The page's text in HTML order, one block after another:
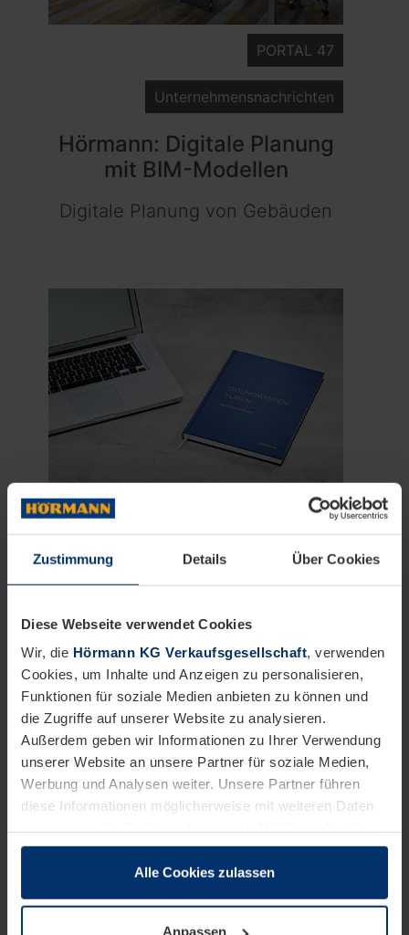
Zustimmung Details Über Cookies
Diese Webseite verwendet Cookies
Wir, die Hörmann KG Verkaufsgesellschaft, verwenden
Cookies, um Inhalte und Anzeigen zu personalisieren,
Funktionen für soziale Medien anbieten zu können und
die Zugriffe auf unserer Website zu analysieren.
Außerdem geben wir Informationen zu Ihrer Verwendung
unserer Website an unsere Partner für soziale Medien,
Werbung und Analysen weiter. Unsere Partner führen
diese Informationen möglicherweise mit weiteren Daten
sie im Rahmen Ihrer Nutzung der Dienste gesammelt
Rechtlich können wir Cookies auf Ihrem Gerät speichern,
Alle Cookies zulassen
Anpassen
PORTAL 47
Unternehmensnachrichten
Hörmann: Digitale Planung
mit BIM-Modellen
Digitale Planung von Gebäuden
PORTAL 47
Unternehmensnachrichten
„Grundwissen Türen“